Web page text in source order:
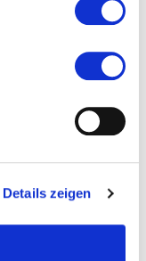
Details zeigen